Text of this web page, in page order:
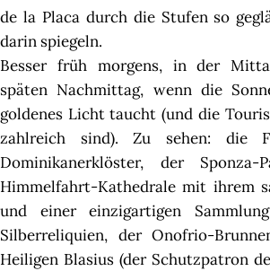
de la Placa durch die Stufen so
darin spiegeln.
Besser früh morgens, in der
späten Nachmittag, wenn die
goldenes Licht taucht (und die
zahlreich sind). Zu sehen: die
Dominikanerklöster, der
Himmelfahrt-Kathedrale mit ihrem
und einer einzigartigen
Silberreliquien, der Onofrio-
Heiligen Blasius (der Schutzpatron